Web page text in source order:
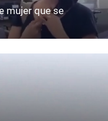
mujer que se